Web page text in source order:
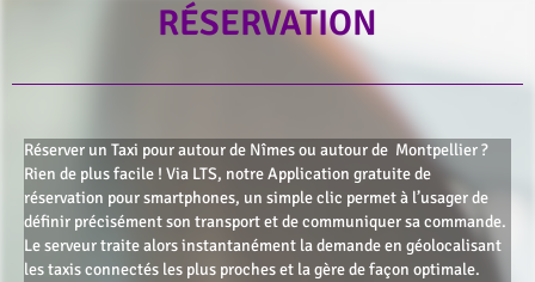
RÉSERVATION
Réserver un Taxi pour autour de Nîmes ou autour de Montpellier ?
Rien de plus facile ! Via LTS, notre Application gratuite de
réservation pour smartphones, un simple clic permet à l’usager de
définir précisément son transport et de communiquer sa commande.
Le serveur traite alors instantanément la demande en géolocalisant
les taxis connectés les plus proches et la gère de façon optimale.